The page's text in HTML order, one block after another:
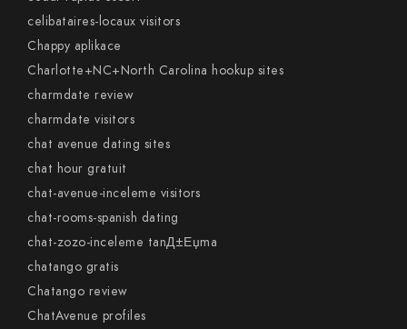
celibataires-locaux visitors
Chappy aplikace
Charlotte+NC+North Carolina hookup sites
charmdate review
charmdate visitors
chat avenue dating sites
chat hour gratuit
chat-avenue-inceleme visitors
chat-rooms-spanish dating
chat-zozo-inceleme tanД±Еџma
chatango gratis
Chatango review
ChatAvenue profiles